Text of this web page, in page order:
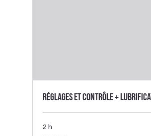
Réglages et contrôle +
2 h